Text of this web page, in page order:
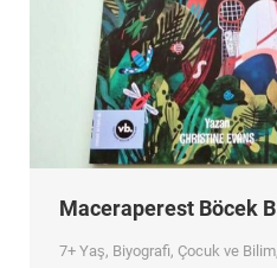
Maceraperest Böcek
7+ Yaş, Biyografi, Çocuk ve Bilim